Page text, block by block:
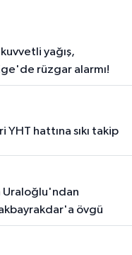
rüzgar alarmı!
YHT hattına sıkı takip
övgü